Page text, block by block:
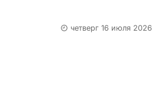
четверг 16 июля 2026